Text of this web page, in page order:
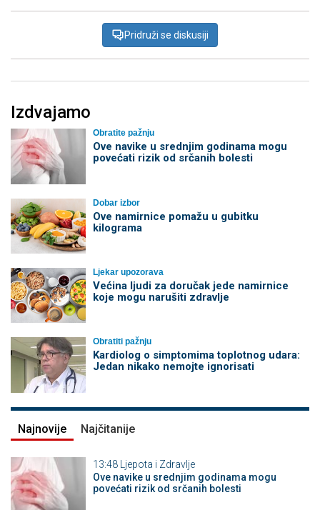
Pridruži se diskusiji
Izdvajamo
Obratite pažnju
Ove navike u srednjim godinama mogu
povećati rizik od srčanih bolesti
Dobar izbor
Ove namirnice pomažu u gubitku
kilograma
Ljekar upozorava
Većina ljudi za doručak jede namirnice
koje mogu narušiti zdravlje
Obratiti pažnju
Kardiolog o simptomima toplotnog udara:
Jedan nikako nemojte ignorisati
Najnovije Najčitanije
13:48 Ljepota i Zdravlje
Ove navike u srednjim godinama mogu
povećati rizik od srčanih bolesti